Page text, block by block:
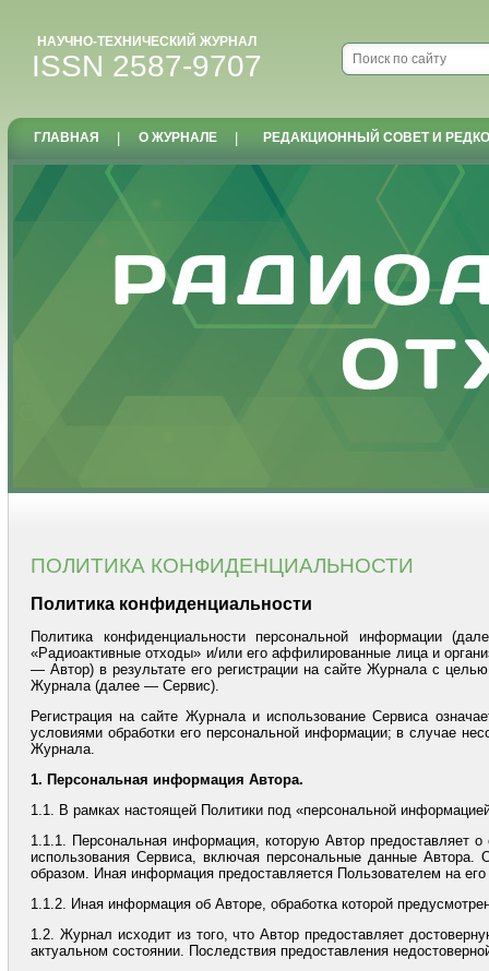
НАУЧНО-ТЕХНИЧЕСКИЙ ЖУРНАЛ
ISSN 2587-9707
ГЛАВНАЯ О ЖУРНАЛЕ РЕДАКЦИОННЫЙ СОВЕТ И
ПОЛИТИКА КОНФИДЕНЦИАЛЬНОСТИ
Политика конфиденциальности
Политика конфиденциальности персональной информации
«Радиоактивные отходы» и/или его аффилированные лица и
— Автор) в результате его регистрации на сайте Журнала с
Журнала (далее — Сервис).
Регистрация на сайте Журнала и использование Сервиса
условиями обработки его персональной информации; в случае
Журнала.
1. Персональная информация Автора.
1.1. В рамках настоящей Политики под «персональной
1.1.1. Персональная информация, которую Автор предоставляет о
использования Сервиса, включая персональные данные
образом. Иная информация предоставляется Пользователем на
1.1.2. Иная информация об Авторе, обработка которой
1.2. Журнал исходит из того, что Автор предоставляет
актуальном состоянии. Последствия предоставления